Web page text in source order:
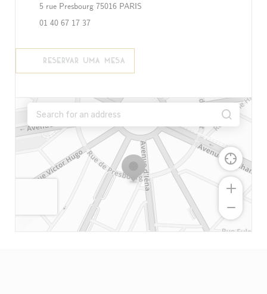
5 rue Presbourg 75016 PARIS
01 40 67 17 37
RESERVAR UMA MESA